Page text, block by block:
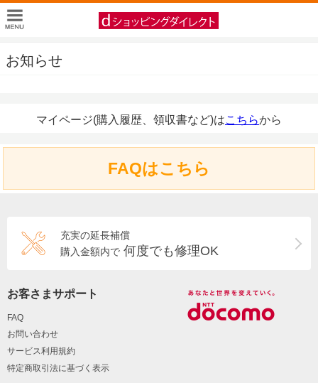
お知らせ
マイページ(購入履歴、領収書など)はこちらから
FAQはこちら
充実の延長補償
購入金額内で 何度でも修理OK
お客さまサポート
FAQ
お問い合わせ
サービス利用規約
特定商取引法に基づく表示